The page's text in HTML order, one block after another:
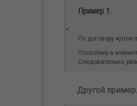
Пример 1.
<
По договору
Поскольку в
Следовательно,
Другой пример.